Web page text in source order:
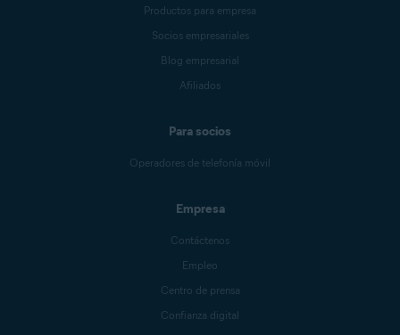
Productos para empresa
Socios empresariales
Blog empresarial
Afiliados
Para socios
Operadores de telefonía móvil
Empresa
Contáctenos
Empleo
Centro de prensa
Confianza digital